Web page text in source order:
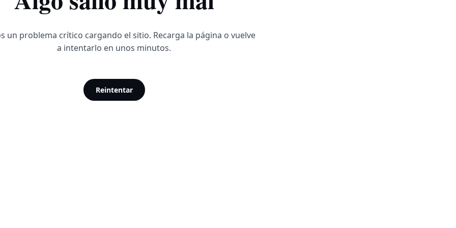
un problema crítico cargando el sitio. Recarga la página o vuelve
a intentarlo en unos minutos.
Reintentar